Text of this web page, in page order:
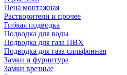
Пена монтажная
Растворители и прочее
Гибкая подводка
Подводка для воды
Подводка для газа ПВХ
Подводка для газа сильфонная
Замки и фурнитура
Замки врезные